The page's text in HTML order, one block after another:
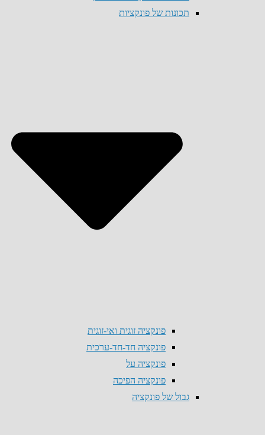
תכונות של פונקציות
פונקציה זוגית ואי-זוגית
פונקציה חד-חד-ערכית
פונקציה על
פונקציה הפיכה
גבול של פונקציה